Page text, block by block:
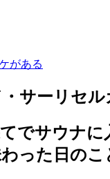
がある
サーリセル
でサウナに
った日のこ